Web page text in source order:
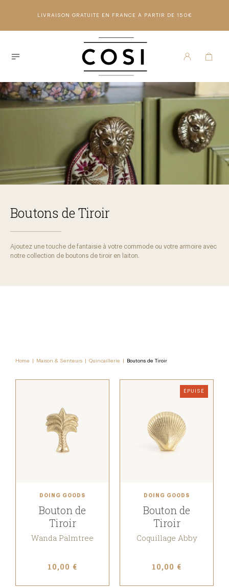
LIVRAISON GRATUITE EN FRANCE À PARTIR DE 150€
Boutons de Tiroir
Ajoutez une touche de fantaisie à votre commode ou votre armoire avec
notre collection de boutons de tiroir en laiton.
Home Maison & Senteurs Quincaillerie Boutons de Tiroir
DOING GOODS
Bouton de
Tiroir
Wanda Palmtree
10,00 €
ÉPUISÉ
DOING GOODS
Bouton de
Tiroir
Coquillage Abby
10,00 €